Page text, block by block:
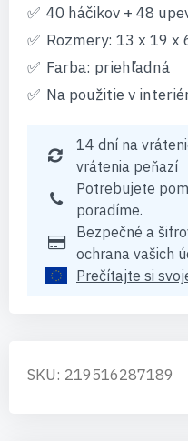
40 háčikov + 48
Rozmery: 13 x 19 x
Farba: priehľadná
Na použitie v
14 dní na
vrátenia peňazí
Potrebujete
poradíme.
Bezpečné a
ochrana vašich
Prečítajte si
SKU: 219516287189